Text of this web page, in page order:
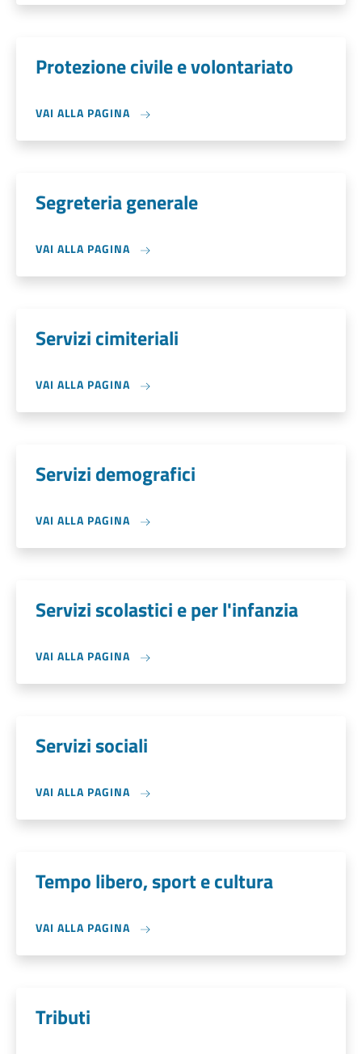
Protezione civile e volontariato
VAI ALLA PAGINA
Segreteria generale
VAI ALLA PAGINA
Servizi cimiteriali
VAI ALLA PAGINA
Servizi demografici
VAI ALLA PAGINA
Servizi scolastici e per l'infanzia
VAI ALLA PAGINA
Servizi sociali
VAI ALLA PAGINA
Tempo libero, sport e cultura
VAI ALLA PAGINA
Tributi